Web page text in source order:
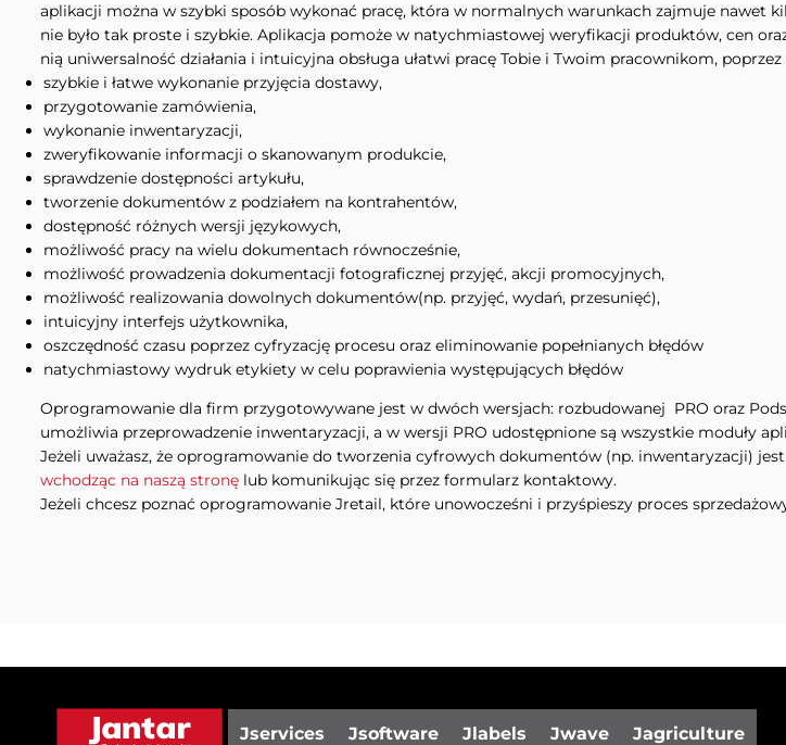
aplikacji można w szybki sposób wykonać pracę, która w normalnych warunkach zajmuje nawet
nie było tak proste i szybkie. Aplikacja pomoże w natychmiastowej weryfikacji produktów, cen
nią uniwersalność działania i intuicyjna obsługa ułatwi pracę Tobie i Twoim pracownikom,
szybkie i łatwe wykonanie przyjęcia dostawy,
przygotowanie zamówienia,
wykonanie inwentaryzacji,
zweryfikowanie informacji o skanowanym produkcie,
sprawdzenie dostępności artykułu,
tworzenie dokumentów z podziałem na kontrahentów,
dostępność różnych wersji językowych,
możliwość pracy na wielu dokumentach równocześnie,
możliwość prowadzenia dokumentacji fotograficznej przyjęć, akcji promocyjnych,
możliwość realizowania dowolnych dokumentów(np. przyjęć, wydań, przesunięć),
intuicyjny interfejs użytkownika,
oszczędność czasu poprzez cyfryzację procesu oraz eliminowanie popełnianych błędów
natychmiastowy wydruk etykiety w celu poprawienia występujących błędów
Oprogramowanie dla firm przygotowywane jest w dwóch wersjach: rozbudowanej PRO oraz
umożliwia przeprowadzenie inwentaryzacji, a w wersji PRO udostępnione są wszystkie moduły
Jeżeli uważasz, że oprogramowanie do tworzenia cyfrowych dokumentów (np. inwentaryzacji)
wchodząc na naszą stronę lub komunikując się przez formularz kontaktowy.
Jeżeli chcesz poznać oprogramowanie Jretail, które unowocześni i przyśpieszy proces
Jservices Jsoftware Jlabels Jwave Jagriculture